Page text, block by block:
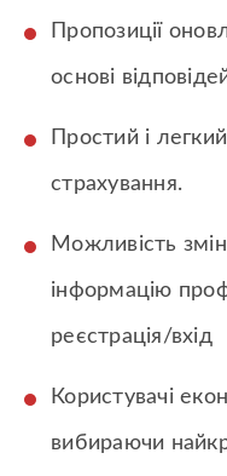
Пропозиції
основі
Простий і
страхування.
Можливість
інформацію
реєстрація/вхід
Користувачі
вибираючи